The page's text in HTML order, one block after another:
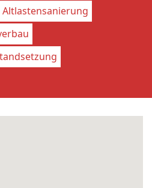
Altlastensanierung